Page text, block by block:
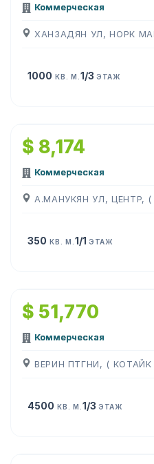
Коммерческая
ХАНЗАДЯН УЛ, НОРК
1000 КВ. М. 1/3 ЭТАЖ
$ 8,174
Коммерческая
А.МАНУКЯН УЛ, ЦЕНТР, (
350 КВ. М. 1/1 ЭТАЖ
$ 51,770
Коммерческая
ВЕРИН ПТГНИ, ( КОТАЙК
4500 КВ. М. 1/3 ЭТАЖ